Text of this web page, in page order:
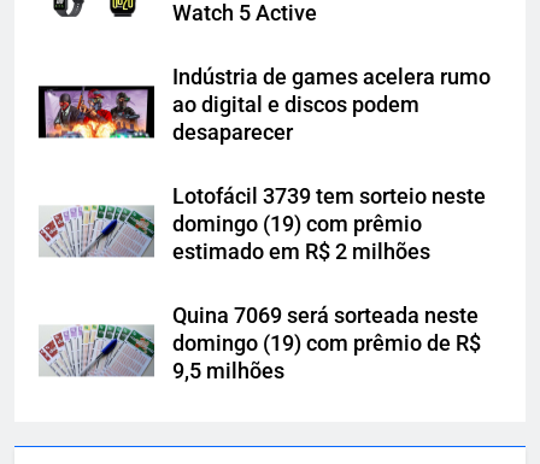
Watch 5 Active
Indústria de games acelera rumo
ao digital e discos podem
desaparecer
Lotofácil 3739 tem sorteio neste
domingo (19) com prêmio
estimado em R$ 2 milhões
Quina 7069 será sorteada neste
domingo (19) com prêmio de R$
9,5 milhões